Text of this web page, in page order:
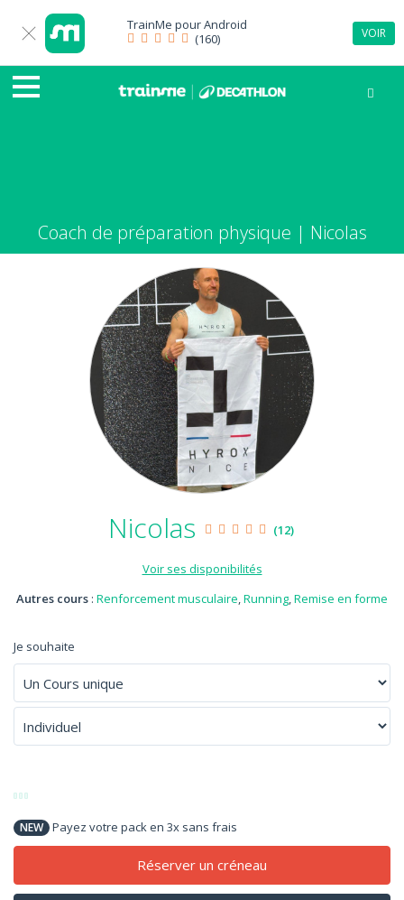
TrainMe pourAndroid
(160)
VOIR
Coach de préparation physique | Nicolas
Nicolas (12)
Voir ses disponibilités
Autres cours : Renforcement musculaire,Running,Remise en forme
Je souhaite
NEW Payez votre pack en 3x sans frais
Réserver un créneau